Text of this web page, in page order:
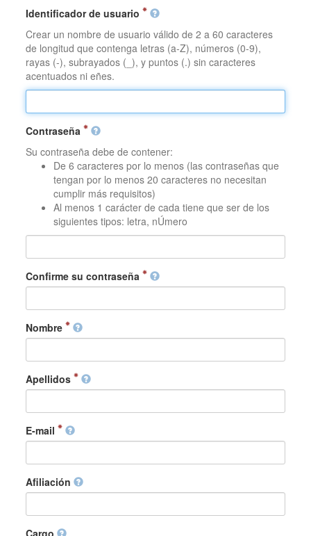
Identificador de usuario
Crear un nombre de usuario válido de 2 a 60 caracteres
de longitud que contenga letras (a-Z), números (0-9),
rayas (-), subrayados (_), y puntos (.) sin caracteres
acentuados ni eñes.
Contraseña
Su contraseña debe de contener:
De 6 caracteres por lo menos (las contraseñas que
tengan por lo menos 20 caracteres no necesitan
cumplir más requisitos)
Al menos 1 carácter de cada tiene que ser de los
siguientes tipos: letra, nÚmero
Confirme su contraseña
Nombre
Apellidos
E-mail
Afiliación
Cargo